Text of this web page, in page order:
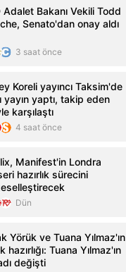
Adalet Bakanı Vekili Todd
Senato'dan onay aldı
3 saat önce
Koreli yayıncı Taksim'de
yayın yaptı, takip eden
karşılaştı
4 saat önce
Manifest'in Londra
hazırlık sürecini
Dün
Yörük ve Tuana Yılmaz'ın
hazırlığı: Tuana Yılmaz'ın
değişti